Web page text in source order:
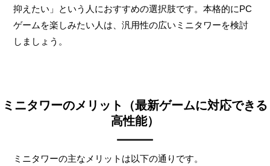
抑えたい」という人におすすめの選択肢です。本格的にPC
ゲームを楽しみたい人は、汎用性の広いミニタワーを検討
しましょう。
ミニタワーのメリット（最新ゲームに対応できる
高性能）
ミニタワーの主なメリットは以下の通りです。